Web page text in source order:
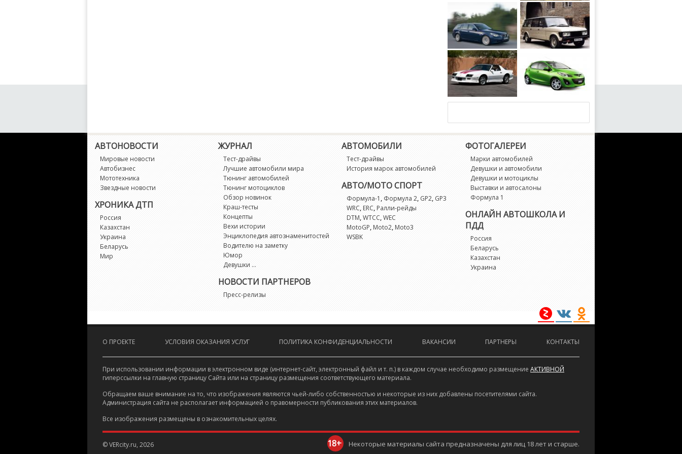
АВТОНОВОСТИ
Мировые новости
Автобизнес
Мототехника
Звездные новости
ХРОНИКА ДТП
Россия
Казахстан
Украина
Беларусь
Мир
ЖУРНАЛ
Тест-драйвы
Лучшие автомобили мира
Тюнинг автомобилей
Тюнинг мотоциклов
Обзор новинок
Краш-тесты
Концепты
Вехи истории
Энциклопедия автознаменитостей
Водителю на заметку
Юмор
Девушки ...
НОВОСТИ ПАРТНЕРОВ
Пресс-релизы
АВТОМОБИЛИ
Тест-драйвы
История марок автомобилей
АВТО/МОТО СПОРТ
Формула-1 , Формула 2, GP2, GP3
WRC,ERC,Ралли-рейды
DTM,WTCC,WEC
MotoGP,Moto2,Moto3
WSBK
ФОТОГАЛЕРЕИ
Марки автомобилей
Девушки и автомобили
Девушки и мотоциклы
Выставки и автосалоны
Формула 1
ОНЛАЙН АВТОШКОЛА И
ПДД
Россия
Беларусь
Казахстан
Украина
О ПРОЕКТЕ УСЛОВИЯ ОКАЗАНИЯ УСЛУГ ПОЛИТИКА КОНФИДЕНЦИАЛЬНОСТИ ВАКАНСИИ ПАРТНЕРЫ КОНТАКТЫ
При использовании информации в электронном виде (интернет-сайт, электронный файл и т. п.) в каждом случае необходимо размещение АКТИВНОЙ
гиперссылки на главную страницу Сайта или на страницу размещения соответствующего материала.
Обращаем ваше внимание на то, что изображения являются чьей-либо собственностью и некоторые из них добавлены посетителями сайта.
Администрация сайта не располагает информацией о правомерности публикования этих материалов.
Все изображения размещены в ознакомительных целях.
18+ Некоторые материалы сайта предназначены для лиц 18 лет и старше.
© VERcity.ru, 2026